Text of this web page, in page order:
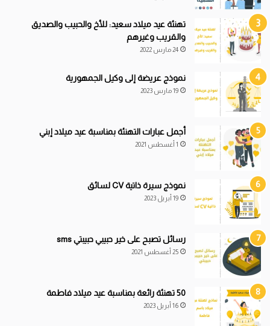
تهنئة عيد ميلاد سعيد: للأخ والحبيب والصديق
والقريب وغيرهم
24 مارس 2022
نموذج عريضة إلى وكيل الجمهورية
19 مارس 2023
أجمل عبارات التهنئة بمناسبة عيد ميلاد إبني
1 أغسطس 2021
نموذج سيرة ذاتية CV لسائق
19 أبريل 2023
رسائل تصبح على خير حبيبي حبيبتي sms
25 أغسطس 2021
50 تهنئة رائعة بمناسبة عيد ميلاد فاطمة
16 أبريل 2023